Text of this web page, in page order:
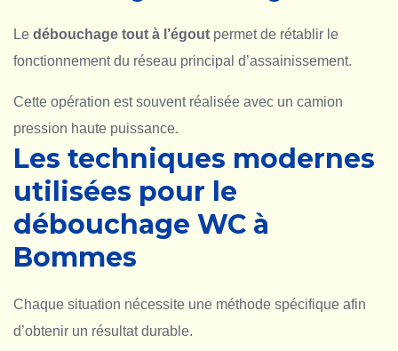
Le débouchage tout à l’égout permet de rétablir le
fonctionnement du réseau principal d’assainissement.
Cette opération est souvent réalisée avec un camion
pression haute puissance.
Les techniques modernes
utilisées pour le
débouchage WC à
Bommes
Chaque situation nécessite une méthode spécifique afin
d’obtenir un résultat durable.